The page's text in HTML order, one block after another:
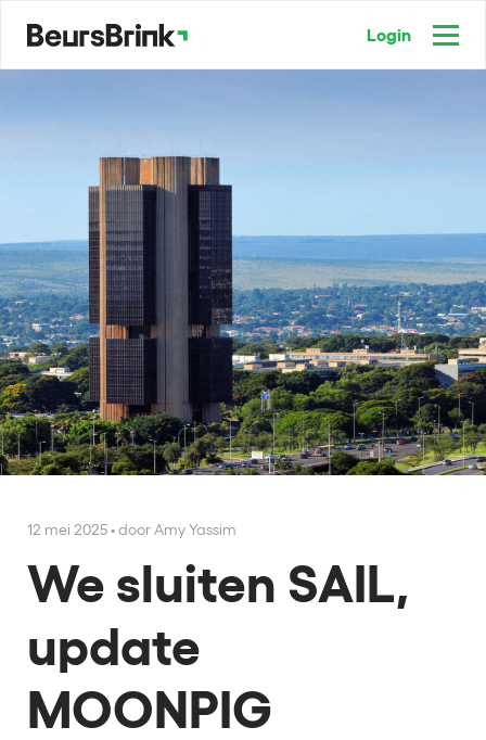
Login
12 mei 2025•door Amy Yassim
We sluiten SAIL,
update
MOONPIG